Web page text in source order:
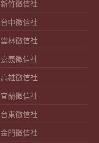
新竹徵信社
台中徵信社
雲林徵信社
嘉義徵信社
高雄徵信社
宜蘭徵信社
台東徵信社
金門徵信社